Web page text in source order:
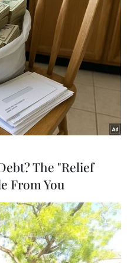
chưa ký hợp
The "Relief
From You